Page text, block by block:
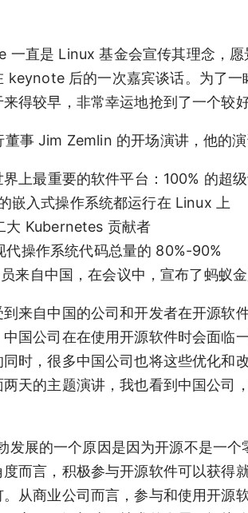
一直是 Linux 基金会宣传其理念，
keynote 后的一次嘉宾谈话。为了
得较早，非常幸运地抢到了一个较
事 Jim Zemlin 的开场演讲，他的
上最重要的软件平台：100% 的超
嵌入式操作系统都运行在 Linux 上
大 Kubernetes 贡献者
代操作系统代码总量的 80%-90%
来自中国，在会议中，宣布了蚂蚁
来自中国的公司和开发者在开源软
国公司在在使用开源软件时会面临
时，很多中国公司也将这些优化和
天的主题演讲，我也看到中国公司
发展的一个原因是因为开源不是一
而言，积极参与开源软件可以获得
从商业公司而言，参与和使用开源